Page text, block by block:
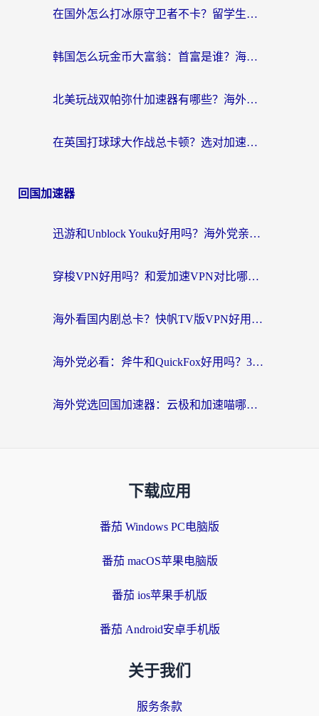
在国外怎么打冰原守卫者不卡？留学生亲测的国服游戏加速指南
韩国怎么玩金币大富翁：首富是谁？海外党国服游戏加速全攻略
北美玩战双帕弥什加速器有哪些？海外党亲测好用的国服加速指南
在英国打球球大作战总卡顿？选对加速器让你告别延迟（附实测攻略）
回国加速器
迅游和Unblock Youku好用吗？海外党亲测：3个维度教你选对回国加速器
穿梭VPN好用吗？和爱加速VPN对比哪个回国效果更好？海外党必看的实用指南
海外看国内剧总卡？快帆TV版VPN好用吗？和海牛VPN对比哪个回国效果更好？
海外党必看：斧牛和QuickFox好用吗？3步选对回国加速器，无缝刷国内剧玩游戏
海外党选回国加速器：云极和加速喵哪个好？附3款热门工具实测对比
下载应用
番茄 Windows PC电脑版
番茄 macOS苹果电脑版
番茄 ios苹果手机版
番茄 Android安卓手机版
关于我们
服务条款